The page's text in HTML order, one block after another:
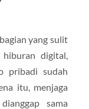
yang sulit
digital,
pribadi sudah
itu, menjaga
sama